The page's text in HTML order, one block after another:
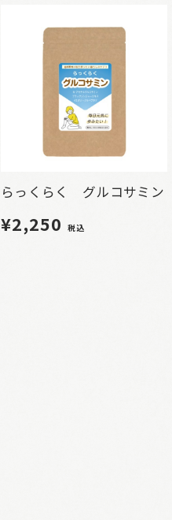
らっくらく グルコサミン
¥2,250 税込